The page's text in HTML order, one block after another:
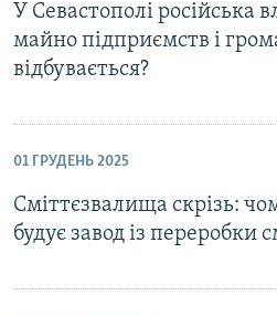
У Севастополі російська
майно підприємств і
відбувається?
01 ГРУДЕНЬ 2025
Сміттєзвалища скрізь:
будує завод із переробки